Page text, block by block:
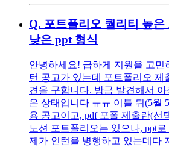
Q. 포트폴리오 퀄리티 높은
낮은 ppt 형식
안녕하세요! 급하게 지원을 고민
턴 공고가 있는데 포트폴리오 제
견을 구합니다. 방금 발견해서
은 상태입니다 ㅠㅠ 이틀 뒤(5월
용 공고이고, pdf 포폴 제출란(선
노션 포트폴리오는 있으나, ppt
제가 인턴을 병행하고 있는데다